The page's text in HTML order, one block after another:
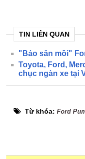
TIN LIÊN QUAN
"Báo săn mồi"
Toyota, Ford,
chục ngàn xe tại
Từ khóa:Ford